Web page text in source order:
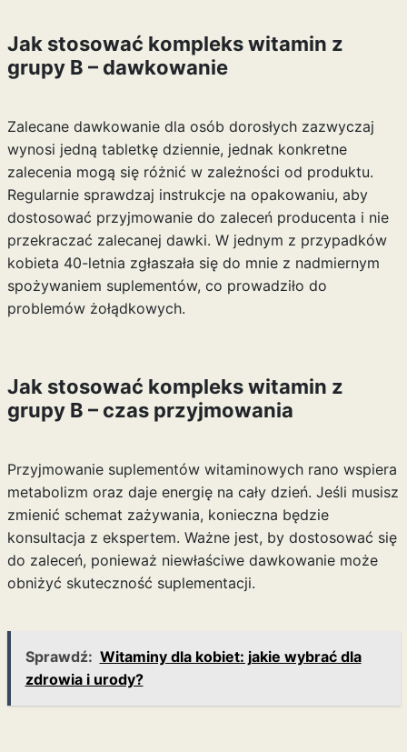
Jak stosować kompleks witamin z
grupy B – dawkowanie
Zalecane dawkowanie dla osób dorosłych zazwyczaj
wynosi jedną tabletkę dziennie, jednak konkretne
zalecenia mogą się różnić w zależności od produktu.
Regularnie sprawdzaj instrukcje na opakowaniu, aby
dostosować przyjmowanie do zaleceń producenta i nie
przekraczać zalecanej dawki. W jednym z przypadków
kobieta 40-letnia zgłaszała się do mnie z nadmiernym
spożywaniem suplementów, co prowadziło do
problemów żołądkowych.
Jak stosować kompleks witamin z
grupy B – czas przyjmowania
Przyjmowanie suplementów witaminowych rano wspiera
metabolizm oraz daje energię na cały dzień. Jeśli musisz
zmienić schemat zażywania, konieczna będzie
konsultacja z ekspertem. Ważne jest, by dostosować się
do zaleceń, ponieważ niewłaściwe dawkowanie może
obniżyć skuteczność suplementacji.
Sprawdź: Witaminy dla kobiet: jakie wybrać dla
zdrowia i urody?